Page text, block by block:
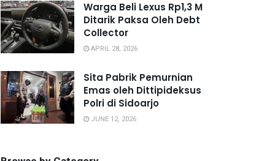
Warga Beli Lexus Rp1,3 M
Ditarik Paksa Oleh Debt
Collector
APRIL 28, 2026
Sita Pabrik Pemurnian
Emas oleh Dittipideksus
Polri di Sidoarjo
JUNE 12, 2026